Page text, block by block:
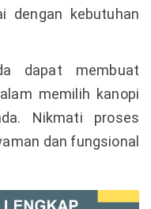
dengan kebutuhan
dapat membuat
memilih kanopi
Nikmati proses
dan fungsional